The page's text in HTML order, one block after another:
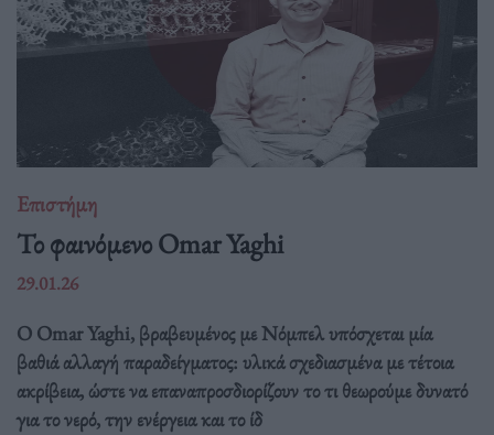
Επιστήμη
Το φαινόμενο Omar Yaghi
29.01.26
Ο Omar Yaghi, βραβευμένος με Νόμπελ υπόσχεται μία
βαθιά αλλαγή παραδείγματος: υλικά σχεδιασμένα με τέτοια
ακρίβεια, ώστε να επαναπροσδιορίζουν το τι θεωρούμε δυνατό
για το νερό, την ενέργεια και το ίδ